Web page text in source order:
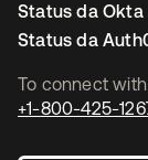
To connect
+1-800-425-
Status da Okta
Status da